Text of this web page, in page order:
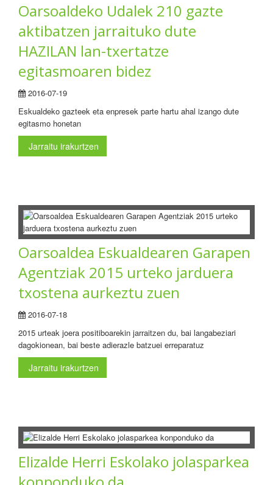
Oarsoaldeko Udalek 210 gazte
aktibatzen jarraituko dute
HAZILAN lan-txertatze
egitasmoaren bidez
2016-07-19
Eskualdeko gazteek eta enpresek parte hartu ahal izango dute
egitasmo honetan
Jarraitu irakurtzen
Oarsoaldea Eskualdearen Garapen
Agentziak 2015 urteko jarduera
txostena aurkeztu zuen
2016-07-18
2015 urteak joera positiboarekin jarraitzen du, bai langabeziari
dagokionean, bai beste adierazle batzuei erreparatuz
Jarraitu irakurtzen
Elizalde Herri Eskolako jolasparkea